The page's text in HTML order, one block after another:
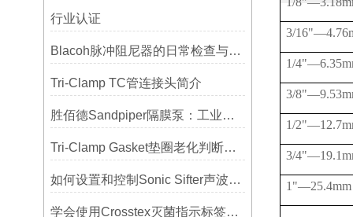
行业认证
Blacoh脉冲阻尼器的日常检查与预防性维护清单
Tri-Clamp TC管连接头简介
胜佰德Sandpiper隔膜泵：工业流体输送的可靠动力解决方案
Tri-Clamp Gasket垫圈老化判断，定期更换维护要点
如何设置和控制Sonic Sifter声波振动筛的振动频率和振幅？
学会使用Crosstex灭菌指示标签提高无菌保证水平
3/16"—
1/4"—
3/8"—
1/2"—
3/4"—
1"—25.4mm